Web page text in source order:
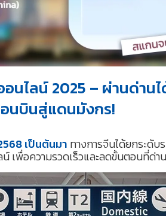
นไลน์ 2025 – ผ่านด่านไ
นบินสู่แดนมังกร!
เป็นต้นมา ทางการจีนได้ยกระดับ
เพื่อความรวดเร็วและลดขั้นตอนที่ด่